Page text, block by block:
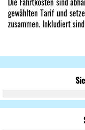
gewählten Tarif und
zusammen. Inkludiert